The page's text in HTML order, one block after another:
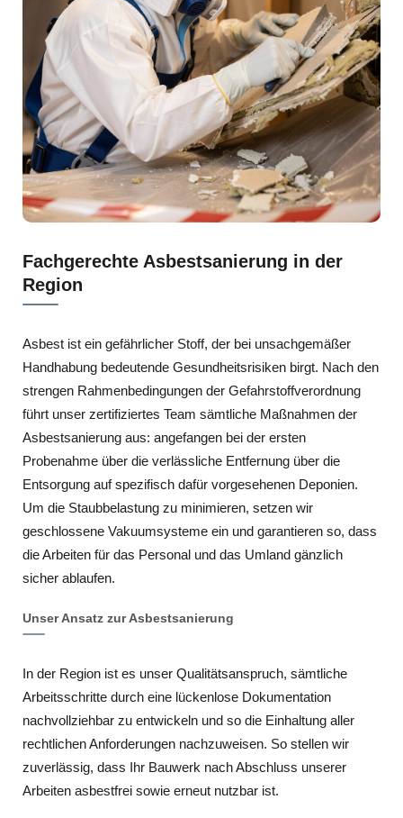
Fachgerechte Asbestsanierung in der
Region
Asbest ist ein gefährlicher Stoff, der bei unsachgemäßer
Handhabung bedeutende Gesundheitsrisiken birgt. Nach den
strengen Rahmenbedingungen der Gefahrstoffverordnung
führt unser zertifiziertes Team sämtliche Maßnahmen der
Asbestsanierung aus: angefangen bei der ersten
Probenahme über die verlässliche Entfernung über die
Entsorgung auf spezifisch dafür vorgesehenen Deponien.
Um die Staubbelastung zu minimieren, setzen wir
geschlossene Vakuumsysteme ein und garantieren so, dass
die Arbeiten für das Personal und das Umland gänzlich
sicher ablaufen.
Unser Ansatz zur Asbestsanierung
In der Region ist es unser Qualitätsanspruch, sämtliche
Arbeitsschritte durch eine lückenlose Dokumentation
nachvollziehbar zu entwickeln und so die Einhaltung aller
rechtlichen Anforderungen nachzuweisen. So stellen wir
zuverlässig, dass Ihr Bauwerk nach Abschluss unserer
Arbeiten asbestfrei sowie erneut nutzbar ist.